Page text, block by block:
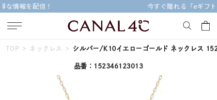
今すぐ贈れる「eギフト」対象商品はこちら
キーワードで検索する
人気検索キーワード
TOP ネックレス シルバー/K10イエローゴールド ネックレス
品番：152346123013